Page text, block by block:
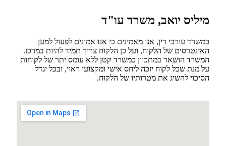
מיליס יואב, משרד עו"ד
כמשרד עורכי דין, אנו מאמינים כי אנו אמונים לפעול למען
האינטרסים של הלקוח, ועל כן הלקוח צריך תמיד להיות במרכז.
המשרד הושאר במתכוון כמשרד קטן ללא עומס יתר של לקוחות
על מנת שכל לקוח יזכה ליחס אישי ומקצועי ראוי, ובכל יגדל
הסיכוי להשיג את מטרותיו של הלקוח.